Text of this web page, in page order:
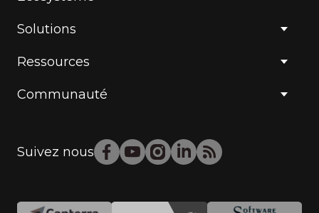
Solutions
Ressources
Communauté
Suivez nous